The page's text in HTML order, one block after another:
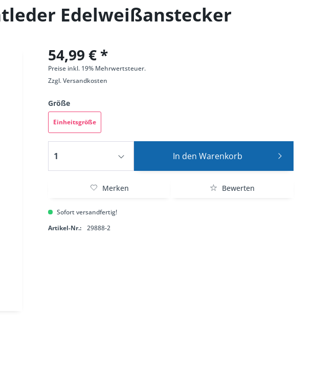
Edelweißanstecker
54,99 € *
Preise inkl. 19% Mehrwertsteuer.
Zzgl.Versandkosten
Größe
Einheitsgröße
In den Warenkorb
Merken Bewerten
Sofort versandfertig!
Artikel-Nr.:
29888-2